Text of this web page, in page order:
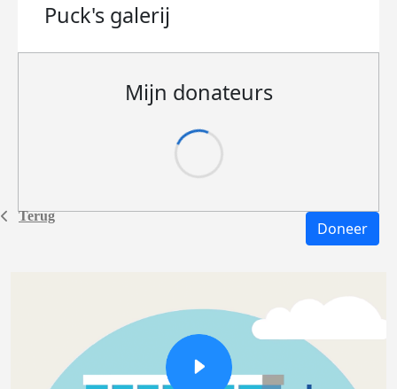
Terug
Puck's galerij
Mijn donateurs
Doneer